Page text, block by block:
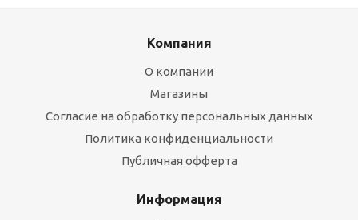
Компания
О компании
Магазины
Согласие на обработку персональных данных
Политика конфиденциальности
Публичная офферта
Информация